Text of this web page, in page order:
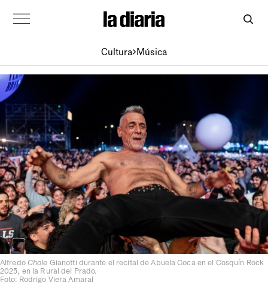
Cultura Música
Alfredo Chole Gianotti durante el recital de Abuela Coca en el Cosquín Rock
2025, en la Rural del Prado.
Foto: Rodrigo Viera Amaral